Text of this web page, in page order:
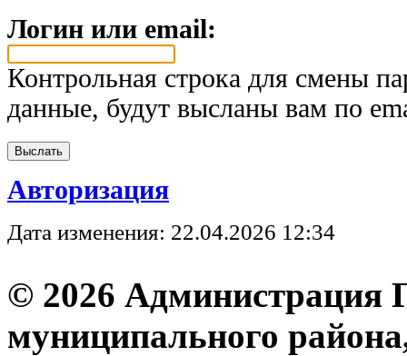
Логин или email:
Контрольная строка для смены
данные, будут высланы вам по
Авторизация
Дата изменения: 22.04.2026 12:34
© 2026 Администрация
муниципального